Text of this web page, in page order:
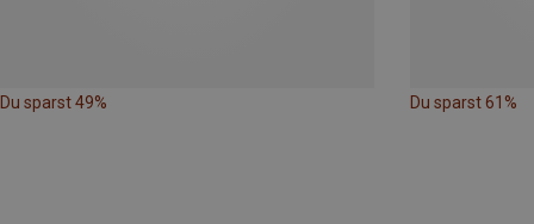
Du sparst 49% Du sparst 61%